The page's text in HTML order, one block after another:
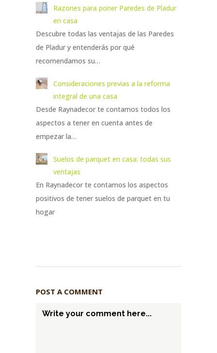
Razones para poner Paredes de Pladur
en casa
Descubre todas las ventajas de las Paredes
de Pladur y entenderás por qué
recomendamos su…
Consideraciones previas a la reforma
integral de una casa
Desde Raynadecor te contamos todos los
aspectos a tener en cuenta antes de
empezar la…
Suelos de parquet en casa: todas sus
ventajas
En Raynadecor te contamos los aspectos
positivos de tener suelos de parquet en tu
hogar
POST A COMMENT